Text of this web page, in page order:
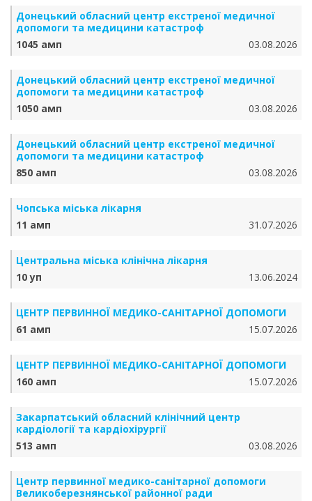
Донецький обласний центр екстреної медичної
допомоги та медицини катастроф
1045 амп
03.08.2026
Донецький обласний центр екстреної медичної
допомоги та медицини катастроф
1050 амп
03.08.2026
Донецький обласний центр екстреної медичної
допомоги та медицини катастроф
850 амп
03.08.2026
Чопська міська лікарня
11 амп
31.07.2026
Центральна міська клінічна лікарня
10 уп
13.06.2024
ЦЕНТР ПЕРВИННОЇ МЕДИКО-САНІТАРНОЇ ДОПОМОГИ
61 амп
15.07.2026
ЦЕНТР ПЕРВИННОЇ МЕДИКО-САНІТАРНОЇ ДОПОМОГИ
160 амп
15.07.2026
Закарпатський обласний клінічний центр
кардіології та кардіохірургії
513 амп
03.08.2026
Центр первинної медико-санітарної допомоги
Великоберезнянської районної ради